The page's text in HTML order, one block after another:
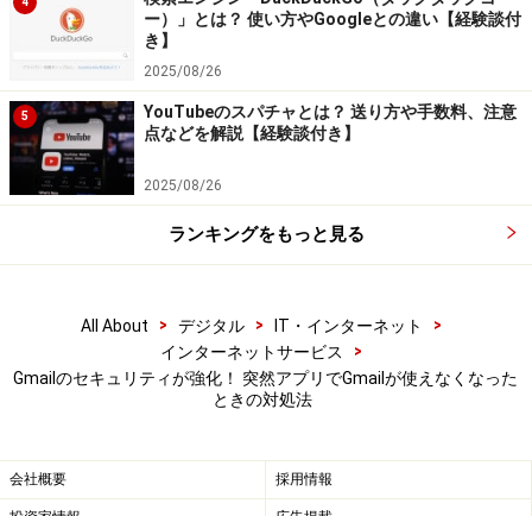
アプリパスワードを作成／使用する方法
2段階認証プロセスを使用していて、ログインしようと
すると「パスワードが間違っています」というエラーが
表示される場合は、以下の方法でアプリパスワードを試
行してみてください。
Googleアカウントに移動する
[Googleへのログイン]で [アプリパスワード] を選択
する。このオプションがない場合、以下の原因が考
ない
・2段階認証プロセスがセキュリティキーに対して
ー）」とは？ 使い方やGoogleとの違い【経験談付
き】
2025/08/26
5
YouTubeのスパチャとは？ 送り方や手数料、注意
点などを解説【経験談付き】
2025/08/26
ランキングをもっと見る
All About > デジタル > IT・インターネット
>
インターネットサービス
>
Gmailのセキュリティが強化！ 突然アプリでGmailが使えなくなった
ときの対処法
会社概要 採用情報